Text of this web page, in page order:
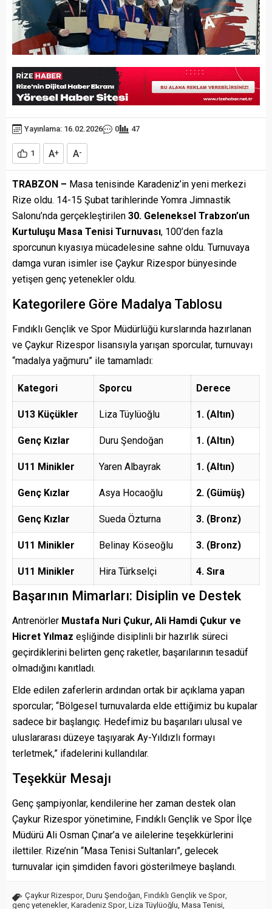
Yayınlama: 16.02.2026 0 47
1 A+ A-
TRABZON – Masa tenisinde Karadeniz’in yeni merkezi
Rize oldu. 14-15 Şubat tarihlerinde Yomra Jimnastik
Salonu’nda gerçekleştirilen 30. Geleneksel Trabzon’un
Kurtuluşu Masa Tenisi Turnuvası, 100’den fazla
sporcunun kıyasıya mücadelesine sahne oldu. Turnuvaya
damga vuran isimler ise Çaykur Rizespor bünyesinde
yetişen genç yetenekler oldu.
Kategorilere Göre Madalya Tablosu
Fındıklı Gençlik ve Spor Müdürlüğü kurslarında hazırlanan
ve Çaykur Rizespor lisansıyla yarışan sporcular, turnuvayı
“madalya yağmuru” ile tamamladı:
Kategori Sporcu Derece
U13 Küçükler Liza Tüylüoğlu 1. (Altın)
Genç Kızlar Duru Şendoğan 1. (Altın)
U11 Minikler Yaren Albayrak 1. (Altın)
Genç Kızlar Asya Hocaoğlu 2. (Gümüş)
Genç Kızlar Sueda Özturna 3. (Bronz)
U11 Minikler Belinay Köseoğlu 3. (Bronz)
U11 Minikler Hira Türkselçi 4. Sıra
Başarının Mimarları: Disiplin ve Destek
Antrenörler Mustafa Nuri Çukur, Ali Hamdi Çukur ve
Hicret Yılmaz eşliğinde disiplinli bir hazırlık süreci
geçirdiklerini belirten genç raketler, başarılarının tesadüf
olmadığını kanıtladı.
Elde edilen zaferlerin ardından ortak bir açıklama yapan
sporcular; “Bölgesel turnuvalarda elde ettiğimiz bu kupalar
sadece bir başlangıç. Hedefimiz bu başarıları ulusal ve
uluslararası düzeye taşıyarak Ay-Yıldızlı formayı
terletmek,” ifadelerini kullandılar.
Teşekkür Mesajı
Genç şampiyonlar, kendilerine her zaman destek olan
Çaykur Rizespor yönetimine, Fındıklı Gençlik ve Spor İlçe
Müdürü Ali Osman Çınar’a ve ailelerine teşekkürlerini
ilettiler. Rize’nin “Masa Tenisi Sultanları”, gelecek
turnuvalar için şimdiden favori gösterilmeye başlandı.
Çaykur Rizespor, Duru Şendoğan, Fındıklı Gençlik ve Spor,
genç yetenekler, Karadeniz Spor, Liza Tüylüoğlu, Masa Tenisi,